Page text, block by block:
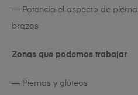
— Potencia el aspecto de
brazos
Zonas que podemos trabajar
— Piernas y glúteos